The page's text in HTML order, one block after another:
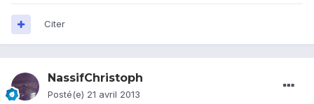
Citer
NassifChristoph
Posté(e) 21 avril 2013